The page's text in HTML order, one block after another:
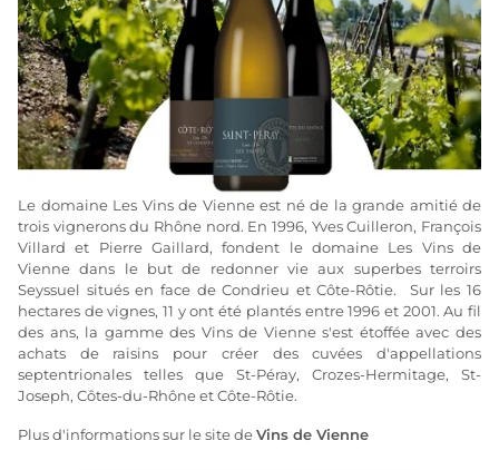
Le domaine Les Vins de Vienne est né de la grande amitié de
trois vignerons du Rhône nord. En 1996, Yves Cuilleron, François
Villard et Pierre Gaillard, fondent le domaine Les Vins de
Vienne dans le but de redonner vie aux superbes terroirs
Seyssuel situés en face de Condrieu et Côte-Rôtie. Sur les 16
hectares de vignes, 11 y ont été plantés entre 1996 et 2001. Au fil
des ans, la gamme des Vins de Vienne s'est étoffée avec des
achats de raisins pour créer des cuvées d'appellations
septentrionales telles que St-Péray, Crozes-Hermitage, St-
Joseph, Côtes-du-Rhône et Côte-Rôtie.
Plus d'informations sur le site de Vins de Vienne